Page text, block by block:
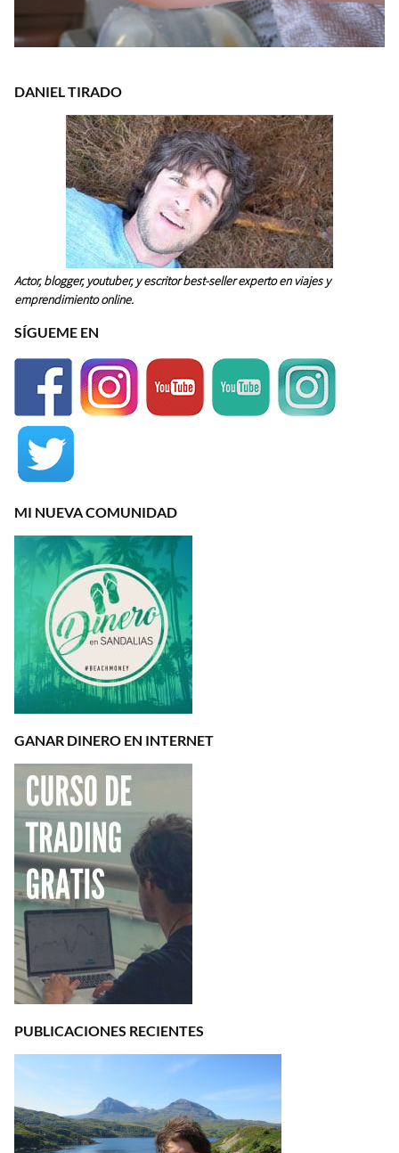
DANIEL TIRADO
Actor, blogger, youtuber, y escritor best-seller experto en viajes y
emprendimiento online.
SÍGUEME EN
MI NUEVA COMUNIDAD
GANAR DINERO EN INTERNET
PUBLICACIONES RECIENTES